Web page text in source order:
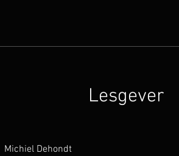
Lesgever
Michiel Dehondt